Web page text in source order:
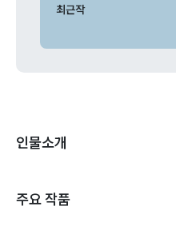
최근작
인물소개
주요 작품